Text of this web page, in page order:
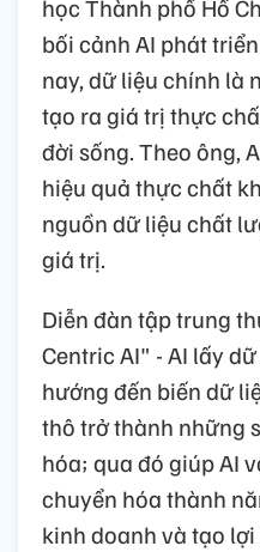
học Thành phố Hồ
bối cảnh AI phát
nay, dữ liệu chính là
tạo ra giá trị thực
đời sống. Theo ông,
hiệu quả thực chất
nguồn dữ liệu chất
giá trị.
Diễn đàn tập trung
Centric AI" - AI lấy
hướng đến biến dữ
thô trở thành những
hóa; qua đó giúp AI
chuyển hóa thành
kinh doanh và tạo